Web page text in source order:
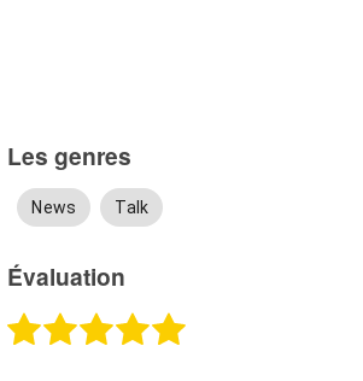
Les genres
News Talk
Évaluation